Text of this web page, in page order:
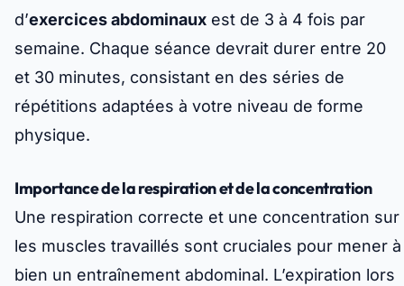
d’exercices abdominaux est de 3 à 4 fois par
semaine. Chaque séance devrait durer entre 20
et 30 minutes, consistant en des séries de
répétitions adaptées à votre niveau de forme
physique.
Importance de la respiration et de la concentration
Une respiration correcte et une concentration sur
les muscles travaillés sont cruciales pour mener à
bien un entraînement abdominal. L’expiration lors